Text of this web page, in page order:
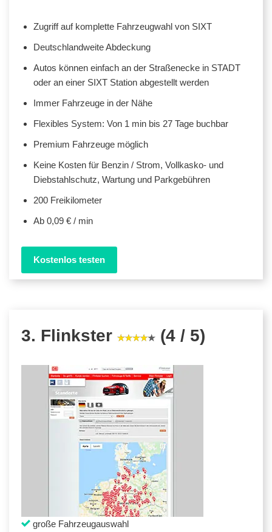
Zugriff auf komplette Fahrzeugwahl von SIXT
Deutschlandweite Abdeckung
Autos können einfach an der Straßenecke in STADT
oder an einer SIXT Station abgestellt werden
Immer Fahrzeuge in der Nähe
Flexibles System: Von 1 min bis 27 Tage buchbar
Premium Fahrzeuge möglich
Keine Kosten für Benzin / Strom, Vollkasko- und
Diebstahlschutz, Wartung und Parkgebühren
200 Freikilometer
Ab 0,09 € / min
Kostenlos testen
3. Flinkster (4 / 5)
große Fahrzeugauswahl